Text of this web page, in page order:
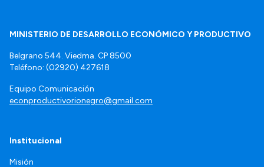
MINISTERIO DE DESARROLLO ECONÓMICO Y PRODUCTIVO
Belgrano 544. Viedma. CP 8500
Teléfono: (02920) 427618
Equipo Comunicación
econproductivorionegro@gmail.com
Institucional
Misión